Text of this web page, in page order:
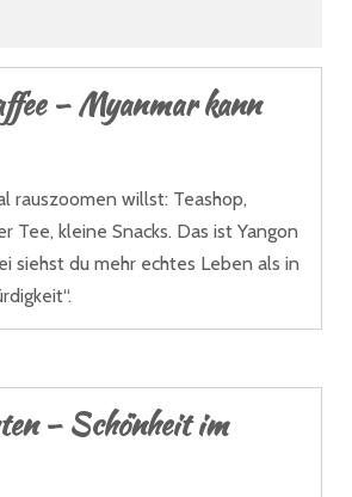
– Myanmar kann
rauszoomen willst: Teashop,
Tee, kleine Snacks. Das ist Yangon
siehst du mehr echtes Leben als in
– Schönheit im